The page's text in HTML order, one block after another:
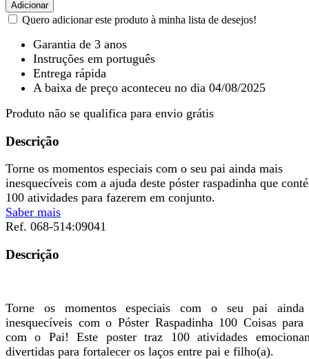
Adicionar
Quero adicionar este produto à minha lista de desejos!
Garantia de 3 anos
Instruções em português
Entrega rápida
A baixa de preço aconteceu no dia 04/08/2025
Produto não se qualifica para envio grátis
Descrição
Torne os momentos especiais com o seu pai ainda mais
inesquecíveis com a ajuda deste póster raspadinha que
100 atividades para fazerem em conjunto.
Saber mais
Ref. 068-514:09041
Descrição
Torne os momentos especiais com o seu pai ainda
inesquecíveis com o Póster Raspadinha 100 Coisas para
com o Pai! Este poster traz 100 atividades
divertidas para fortalecer os laços entre pai e filho(a).